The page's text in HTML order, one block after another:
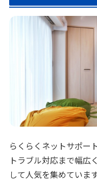
らくらくネットサポー
トラブル対応まで幅広
して人気を集めています